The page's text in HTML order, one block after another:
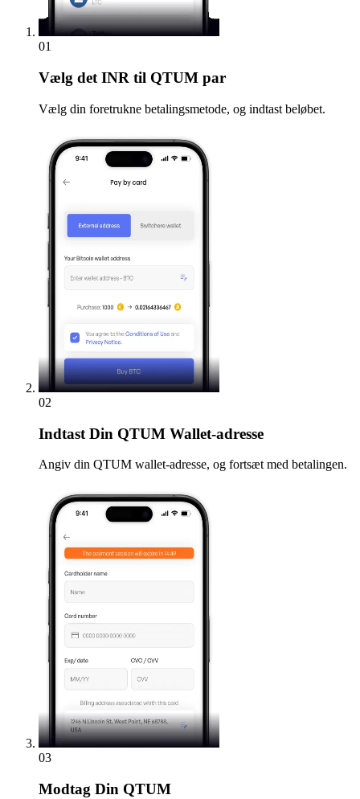
01
Vælg det INR til QTUM par
Vælg din foretrukne betalingsmetode, og indtast beløbet.
02
Indtast Din QTUM Wallet-adresse
Angiv din QTUM wallet-adresse, og fortsæt med betalingen.
03
Modtag Din QTUM